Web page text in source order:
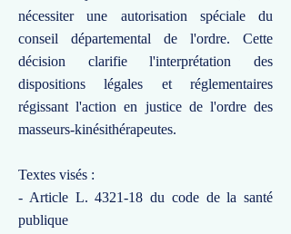
nécessiter une autorisation spéciale du
conseil départemental de l'ordre. Cette
décision clarifie l'interprétation des
dispositions légales et réglementaires
régissant l'action en justice de l'ordre des
masseurs-kinésithérapeutes.
Textes visés :
- Article L. 4321-18 du code de la santé
publique